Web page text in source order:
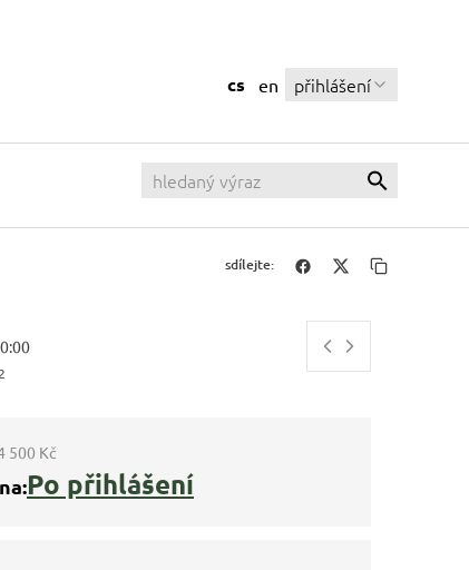
cs en přihlášení
sdílejte:
500 Kč
Po přihlášení